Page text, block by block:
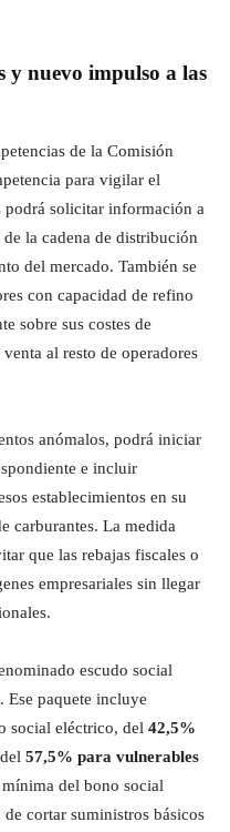
y nuevo impulso a las
de la Comisión
para vigilar el
podrá solicitar información a
la cadena de distribución
del mercado. También se
con capacidad de refino
sobre sus costes de
al resto de operadores
anómalos, podrá iniciar
e incluir
establecimientos en su
carburantes. La medida
que las rebajas fiscales o
empresariales sin llegar
escudo social
Ese paquete incluye
social eléctrico, del 42,5%
57,5% para vulnerables
del bono social
cortar suministros básicos